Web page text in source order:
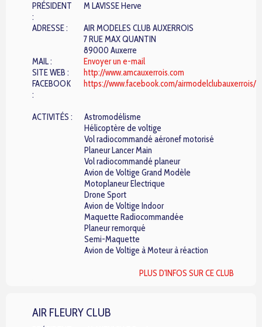
PRÉSIDENT
:
M LAVISSE Herve
ADRESSE :
AIR MODELES CLUB AUXERROIS
7 RUE MAX QUANTIN
89000 Auxerre
MAIL :
Envoyer un e-mail
SITE WEB :
http://www.amcauxerrois.com
FACEBOOK
:
https://www.facebook.com/airmodelclubauxerrois/
ACTIVITÉS :
Astromodélisme
Hélicoptère de voltige
Vol radiocommandé aéronef motorisé
Planeur Lancer Main
Vol radiocommandé planeur
Avion de Voltige Grand Modèle
Motoplaneur Electrique
Drone Sport
Avion de Voltige Indoor
Maquette Radiocommandée
Planeur remorqué
Semi-Maquette
Avion de Voltige à Moteur à réaction
PLUS D'INFOS SUR CE CLUB
AIR FLEURY CLUB